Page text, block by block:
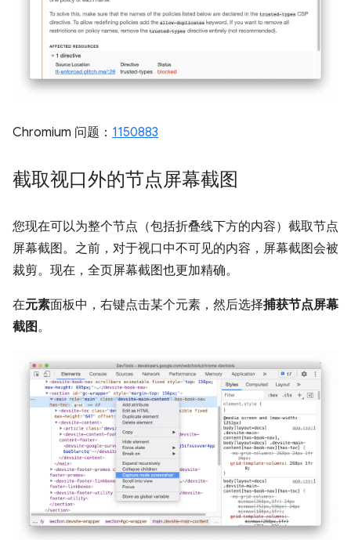
Chromium 问题： 1150883
截取视口外的节点屏幕截图
您现在可以为整个节点（包括折叠线下方的内容）截取节点
屏幕截图。之前，对于视口中不可见的内容，屏幕截图会被
裁剪。现在，全页屏幕截图也更加精确。
在元素面板中，右键点击某个元素，然后选择捕获节点屏幕
截图。